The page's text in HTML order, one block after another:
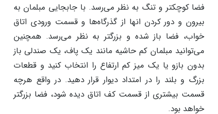
فضا کوچکتر و تنگ به نظر می‌رسد. با جابجایی مبلمان به
بیرون و دور کردن انها از گذرگاه‌ها و قسمت ورودی اتاق
خواب، فضا باز شده و بزرگتر به نظر می‌رسد. همچنین
می‌توانید مبلمان کم حاشیه مانند یک پاف، یک صندلی باز
بدون بازو یا یک میز کم ارتفاع را انتخاب کنید و قطعات
بزرگ و بلند را در امتداد دیوار قرار دهید. در واقع هرچه
قسمت بیشتری از قسمت کف اتاق دیده شود، فضا بزرگتر
خواهد بود.